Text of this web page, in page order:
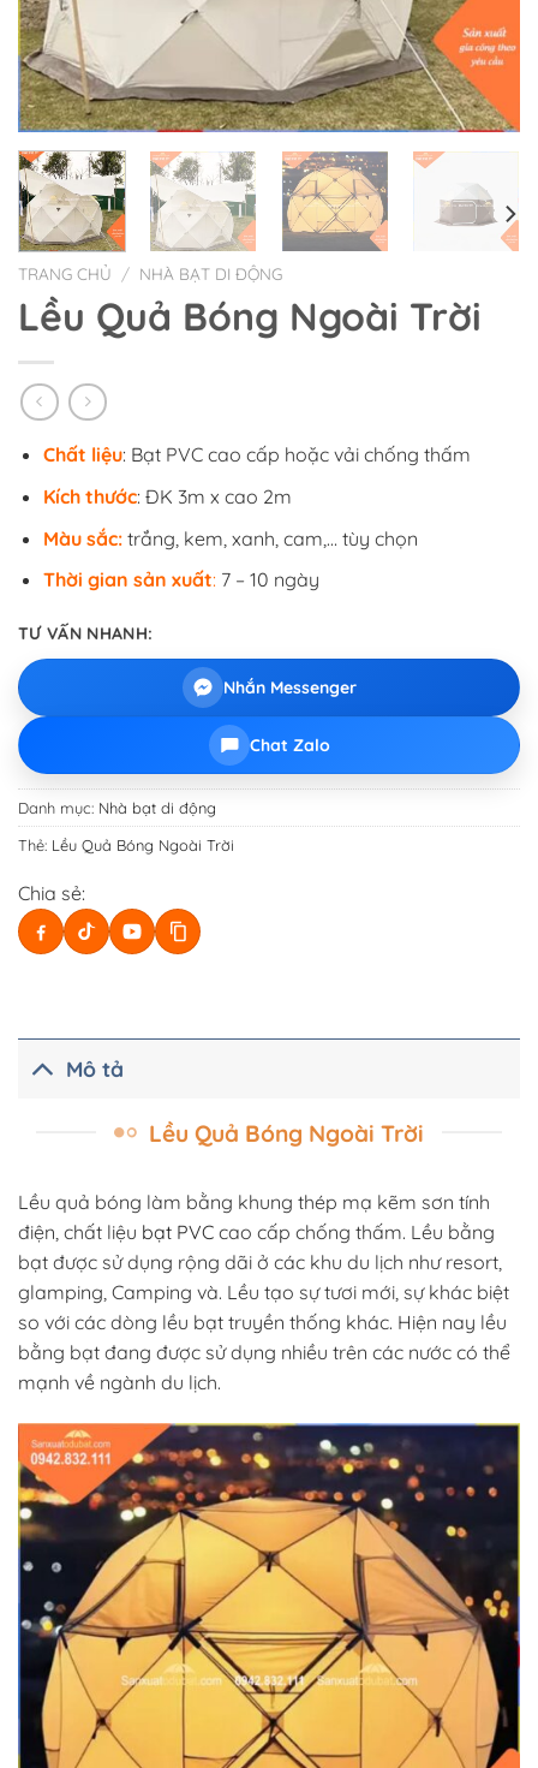
TRANG CHỦ / NHÀ BẠT DI ĐỘNG
Lều Quả Bóng Ngoài Trời
Chất liệu: Bạt PVC cao cấp hoặc vải chống thấm
Kích thước: ĐK 3m x cao 2m
Màu sắc:trắng, kem, xanh, cam,… tùy chọn
Thời gian sản xuất: 7 – 10 ngày
TƯ VẤN NHANH:
Nhắn Messenger
Chat Zalo
Danh mục: Nhà bạt di động
Thẻ: Lều Quả Bóng Ngoài Trời
Chia sẻ:
Mô tả
Lều Quả Bóng Ngoài Trời
Lều quả bóng làm bằng khung thép mạ kẽm sơn tính
điện, chất liệu bạt PVC cao cấp chống thấm. Lều bằng
bạt được sử dụng rộng dãi ở các khu du lịch như resort,
glamping, Camping và. Lều tạo sự tươi mới, sự khác biệt
so với các dòng lều bạt truyền thống khác. Hiện nay lều
bằng bạt đang được sử dụng nhiều trên các nước có thể
mạnh về ngành du lịch.